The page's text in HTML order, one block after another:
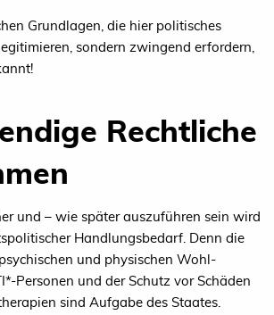
Grundlagen, die hier politisches
sondern zwingend erfordern,
Rechtliche
und – wie später auszuführen sein wird
Handlungsbedarf. Denn die
und physischen Wohl-
Personen und der Schutz vor Schäden
sind Aufgabe des Staates.